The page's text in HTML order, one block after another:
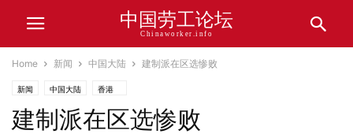
中国劳工论坛
Chinaworker.info
Home 新闻 中国大陆 建制派在区选惨败
新闻 中国大陆 香港
建制派在区选惨败